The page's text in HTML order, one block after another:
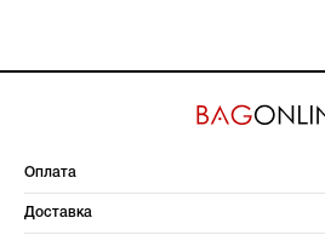
Оплата
Доставка